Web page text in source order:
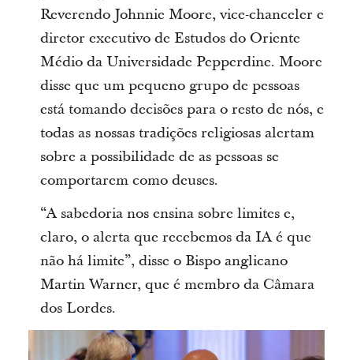
Reverendo Johnnie Moore, vice-chanceler e
diretor executivo de Estudos do Oriente
Médio da Universidade Pepperdine. Moore
disse que um pequeno grupo de pessoas
está tomando decisões para o resto de nós, e
todas as nossas tradições religiosas alertam
sobre a possibilidade de as pessoas se
comportarem como deuses.
“A sabedoria nos ensina sobre limites e,
claro, o alerta que recebemos da IA é que
não há limite”, disse o Bispo anglicano
Martin Warner, que é membro da Câmara
dos Lordes.